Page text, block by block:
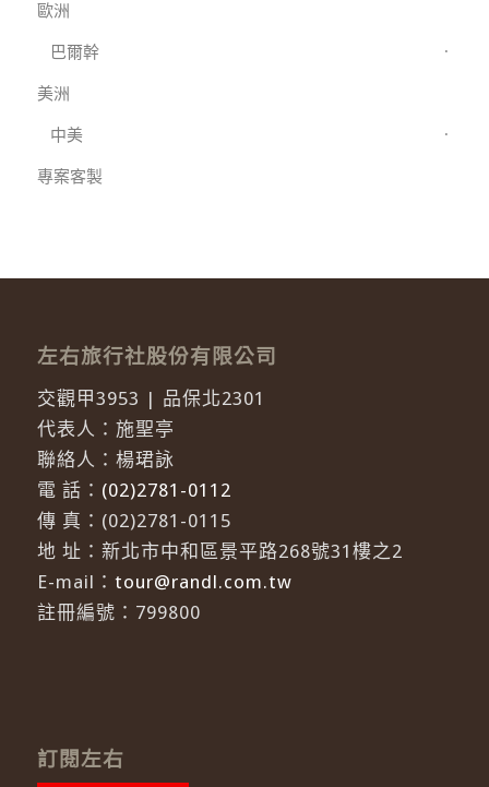
歐洲
巴爾幹
美洲
中美
專案客製
左右旅行社股份有限公司
交觀甲3953 | 品保北2301
代表人：施聖亭
聯絡人：楊珺詠
電 話： (02)2781-0112
傳 真：(02)2781-0115
地 址：新北市中和區景平路268號31樓之2
E-mail： tour@randl.com.tw
註冊編號：799800
訂閱左右